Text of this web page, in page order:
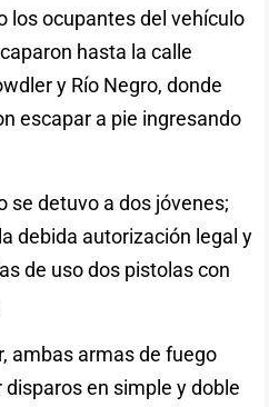
los ocupantes del vehículo
hasta la calle
y Río Negro, donde
escapar a pie ingresando
se detuvo a dos jóvenes;
debida autorización legal y
de uso dos pistolas con
ambas armas de fuego
en simple y doble